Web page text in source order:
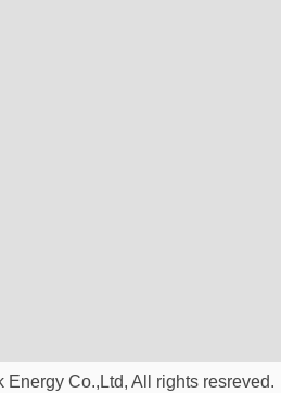
Co.,Ltd, All rights resreved.